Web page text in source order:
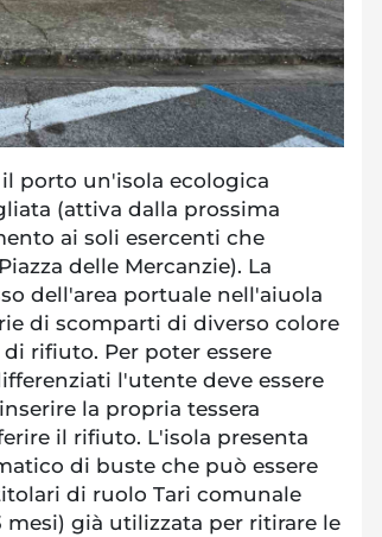
il porto un'isola ecologica
(attiva dalla prossima
ai soli esercenti che
delle Mercanzie). La
dell'area portuale nell'aiuola
di scomparti di diverso colore
rifiuto. Per poter essere
l'utente deve essere
la propria tessera
il rifiuto. L'isola presenta
di buste che può essere
di ruolo Tari comunale
mesi) già utilizzata per ritirare le